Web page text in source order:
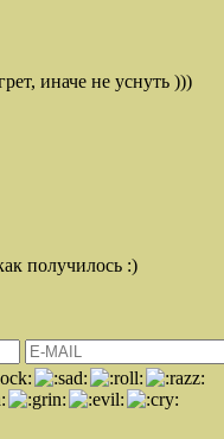
иначе не уснуть )))
получилось :)